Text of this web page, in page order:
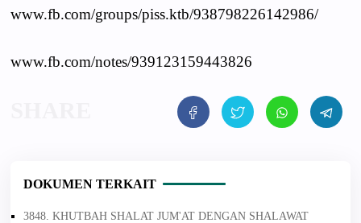
www.fb.com/groups/piss.ktb/938798226142986/
www.fb.com/notes/939123159443826
DOKUMEN TERKAIT
3848. KHUTBAH SHALAT JUM'AT DENGAN SHALAWAT